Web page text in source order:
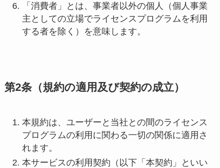
「消費者」とは、事業者以外の個人（個人事業
主としての立場でライセンスプログラムを利用
する者を除く）を意味します。
第2条（規約の適用及び契約の成立）
本規約は、ユーザーと当社との間のライセンス
プログラムの利用に関わる一切の関係に適用さ
れます。
本サービスの利用契約（以下「本契約」といい